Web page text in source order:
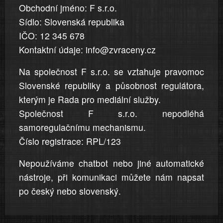
jsou
přesná
a
úplná
Obchodní jméno: F s.r.o.
Sídlo: Slovenská republika
IČO: 12 345 678
Kontaktní údaje: info@zvraceny.cz
Na společnost F s.r.o. se vztahuje pravomoc
Slovenské republiky a působnost regulátora,
kterým je Rada pro mediální služby.
Společnost F s.r.o. nepodléhá
samoregulačnímu mechanismu.
Číslo registrace: RPL/123
Nepoužíváme chatbot nebo jiné automatické
nástroje, při komunikaci můžete nám napsat
po český nebo slovenský.